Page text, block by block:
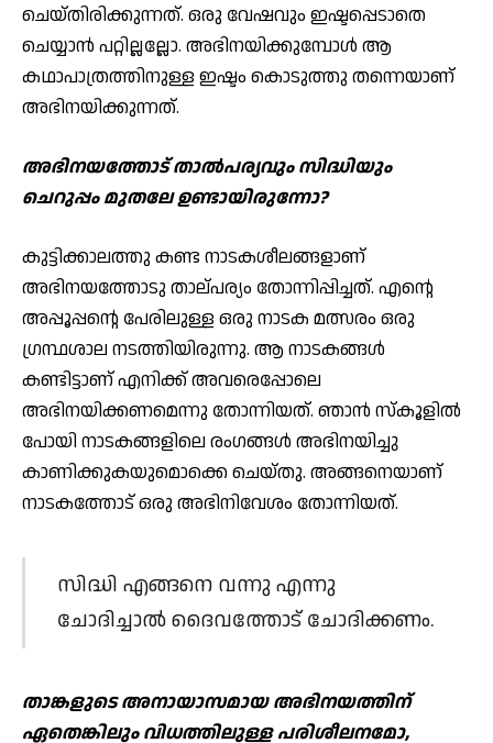
ചെയ്തിരിക്കുന്നത്. ഒരു വേഷവും ഇഷ്ടപ്പെടാതെ
ചെയ്യാന്‍ പറ്റില്ലല്ലോ. അഭിനയിക്കുമ്പോള്‍ ആ
കഥാപാത്രത്തിനുള്ള ഇഷ്ടം കൊടുത്തു തന്നെയാണ്
അഭിനയിക്കുന്നത്.
അഭിനയത്തോട് താല്‍പര്യവും സിദ്ധിയും
ചെറുപ്പം മുതലേ ഉണ്ടായിരുന്നോ?
കുട്ടിക്കാലത്തു കണ്ട നാടകശീലങ്ങളാണ്
അഭിനയത്തോടു താല്പര്യം തോന്നിപ്പിച്ചത്. എന്റെ
അപ്പൂപ്പന്റെ പേരിലുള്ള ഒരു നാടക മത്സരം ഒരു
ഗ്രന്ഥശാല നടത്തിയിരുന്നു. ആ നാടകങ്ങള്‍
കണ്ടിട്ടാണ് എനിക്ക് അവരെപ്പോലെ
അഭിനയിക്കണമെന്നു തോന്നിയത്. ഞാന്‍ സ്‌കൂളില്‍
പോയി നാടകങ്ങളിലെ രംഗങ്ങള്‍ അഭിനയിച്ചു
കാണിക്കുകയുമൊക്കെ ചെയ്തു. അങ്ങനെയാണ്
നാടകത്തോട് ഒരു അഭിനിവേശം തോന്നിയത്.
സിദ്ധി എങ്ങനെ വന്നു എന്നു
ചോദിച്ചാല്‍ ദൈവത്തോട് ചോദിക്കണം.
താങ്കളുടെ അനായാസമായ അഭിനയത്തിന്
ഏതെങ്കിലും വിധത്തിലുള്ള പരിശീലനമോ,